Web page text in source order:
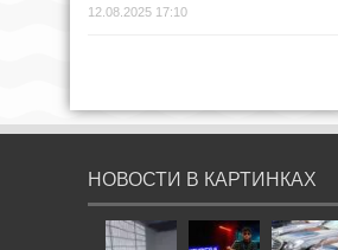
12.08.2025 17:10
НОВОСТИ В КАРТИНКАХ